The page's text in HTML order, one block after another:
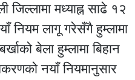
मध्याह्न साढे १२
नियम लागू गरेसँगै हुम्लामा
बेला हुम्लामा बिहान
नयाँ नियमानुसार